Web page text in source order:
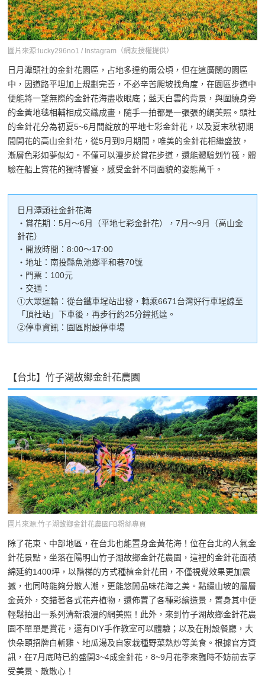
圖片來源:lucky296no1 / Instagram（網友授權提供）
日月潭頭社的金針花園區，占地多達約兩公頃，但在這廣闊的園區
中，因道路平坦加上規劃完善，不必辛苦爬坡找角度，在園區步道中
便能將一望無際的金針花海盡收眼底；藍天白雲的背景，與圍繞身旁
的金黃地毯相輔相成交織成畫，隨手一拍都是一張張的網美照。頭社
的金針花分為初夏5~6月間綻放的平地七彩金針花，以及夏末秋初期
間開花的高山金針花，從5月到9月期間，唯美的金針花相繼盛放，
漸層色彩如夢似幻。不僅可以漫步於賞花步道，還能體驗划竹筏，體
驗在船上賞花的獨特饗宴，感受金針不同面貌的姿態萬千。
日月潭頭社金針花海
・賞花期：5月～6月（平地七彩金針花），7月～9月（高山金
針花）
・開放時間：8:00～17:00
・地址：南投縣魚池鄉平和巷70號
・門票：100元
・交通：
①大眾運輸：從台鐵車埕站出發，轉乘6671台灣好行車埕線至
「頂社站」下車後，再步行約25分鐘抵達。
②停車資訊：園區附設停車場
【台北】竹子湖故鄉金針花農園
圖片來源:竹子湖故鄉金針花農園FB粉絲專頁
除了花東、中部地區，在台北也能置身金黃花海！位在台北的人氣金
針花景點，坐落在陽明山竹子湖故鄉金針花農園，這裡的金針花面積
綿延約1400坪，以階梯的方式種植金針花田，不僅視覺效果更加震
撼，也同時能夠分散人潮，更能悠閒品味花海之美。點綴山坡的層層
金黃外，交錯著各式花卉植物，還佈置了各種彩繪造景，置身其中便
輕鬆拍出一系列清新浪漫的網美照！此外，來到竹子湖故鄉金針花農
園不單單是賞花，還有DIY手作教室可以體驗；以及在附設餐廳，大
快朵頤招牌白斬雞、地瓜湯及自家栽種野菜熱炒等美食。根據官方資
訊，在7月底時已約盛開3~4成金針花，8~9月花季來臨時不妨前去享
受美景、散散心！